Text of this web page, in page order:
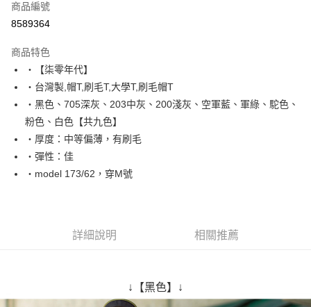
超商取貨付款
Apple Pay
街口支付
悠遊付
Google Pay
AFTEE先享後付
１．簡單：不需註冊會員、不需綁卡、不需儲值。
【「AFTEE先享後付」結帳流程】
１．於結帳方式選擇「AFTEE先享後付」後，將跳轉至「AFTEE先享後付」
每筆NT$80，滿NT$1,800(含以上)免運費
商品編號
8589364
商品特色
‧【柒零年代】
‧台灣製,帽T,刷毛T,大學T,刷毛帽T
‧黑色、705深灰、203中灰、200淺灰、空軍藍、軍綠、駝色、
粉色、白色【共九色】
‧厚度：中等偏薄，有刷毛
‧彈性：佳
‧model 173/62，穿M號
詳細說明 相關推薦
↓【黑色】↓